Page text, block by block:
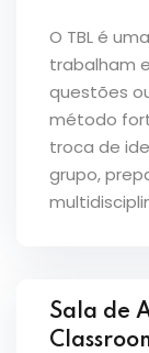
O TBL é
trabalham
questões
método
troca de
grupo,
Sala de